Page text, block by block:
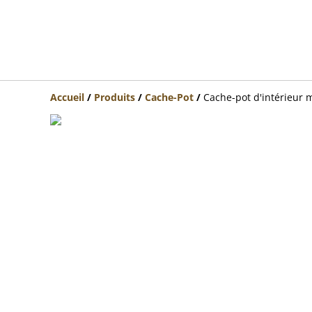
Accueil / Produits / Cache-Pot / Cache-pot d'intérieur